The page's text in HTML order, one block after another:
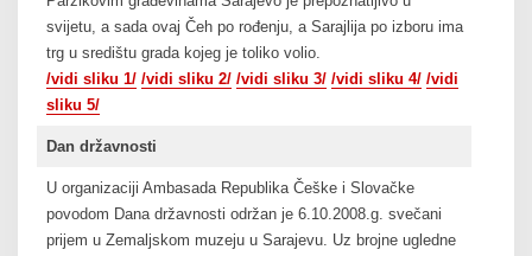
svijetu, a sada ovaj Čeh po rođenju, a Sarajlija po izboru ima
trg u središtu grada kojeg je toliko volio.
/vidi sliku 1/ /vidi sliku 2/ /vidi sliku 3/ /vidi sliku 4/ /vidi
sliku 5/
Dan državnosti
U organizaciji Ambasada Republika Češke i Slovačke
povodom Dana državnosti održan je 6.10.2008.g. svečani
prijem u Zemaljskom muzeju u Sarajevu. Uz brojne ugledne